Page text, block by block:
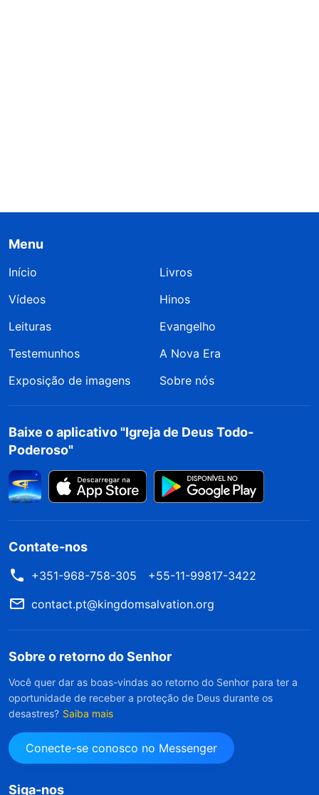
Menu
Início
Livros
Vídeos
Hinos
Leituras
Evangelho
Testemunhos
A Nova Era
Exposição de imagens
Sobre nós
Baixe o aplicativo "Igreja de Deus Todo-
Poderoso"
Contate-nos
+351-968-758-305
+55-11-99817-3422
contact.pt@kingdomsalvation.org
Sobre o retorno do Senhor
Você quer dar as boas-vindas ao retorno do Senhor para ter a
oportunidade de receber a proteção de Deus durante os
desastres? Saiba mais
Conecte-se conosco no Messenger
Siga-nos